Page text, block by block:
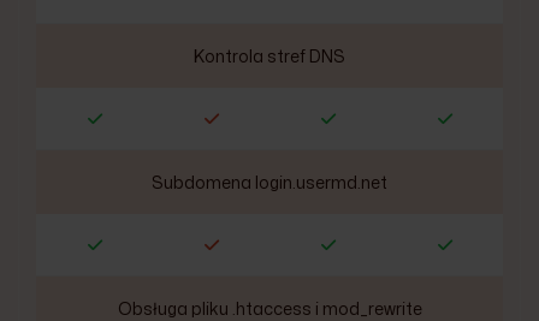
Kontrola stref DNS
Subdomena login.usermd.net
Obsługa pliku .htaccess i mod_rewrite